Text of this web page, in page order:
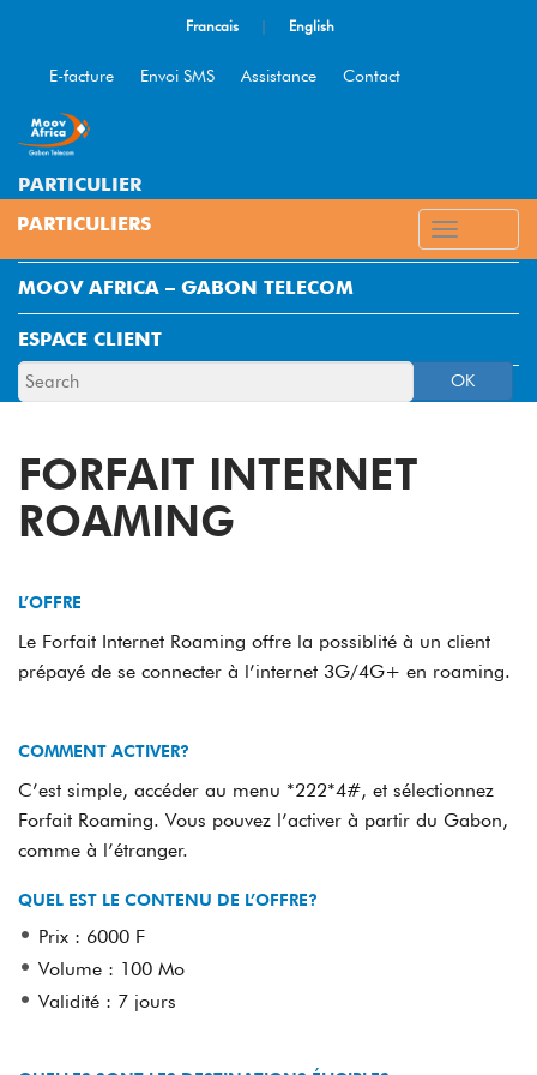
Francais | English
E-facture Envoi SMS Assistance Contact
PARTICULIER
ENTREPRISE
MOOV AFRICA – GABON TELECOM
ESPACE CLIENT
OK
FORFAIT INTERNET
ROAMING
​​L’OFFRE
Le Forfait Internet Roaming offre la possiblité à un client
prépayé de se connecter à l’internet 3G/4G+ en roaming.
COMMENT ACTIVER?
C’est simple, accéder au menu *222*4#, et sélectionnez
Forfait Roaming. Vous pouvez l’activer à partir du Gabon,
comme à l’étranger.
QUEL EST LE CONTENU DE L’OFFRE?
Prix : 6000 F
Volume : 100 Mo
Validité : 7 jours